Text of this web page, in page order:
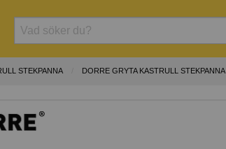
STEKPANNA DORRE GRYTA KASTRULL STEKPANNA